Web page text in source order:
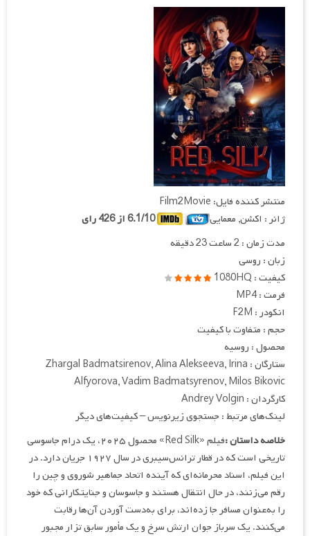
منتشر کننده فایل: Film2Movie
ژانر : اکشن, معمایی
6.1/10 از 426 رای
مدت زمان : 2 ساعت 23 دقیقه
زبان : روسی
کیفیت : 1080HQ
فرمت : MP4
انکودر : F2M
حجم : متفاوت با کیفیت
محصول : روسیه
ستارگان : Zhargal Badmatsirenov, Alina Alekseeva, Irina
Alfyorova, Vadim Badmatsyrenov, Milos Bikovic
کارگردان : Andrey Volgin
لینک‌های مرتبط : جستجوی زیرنویس – کیفیت‌های دیگر
خلاصه داستان :
فیلم «Red Silk» محصول ۲۰۲۵، یک درام جاسوسی
تاریخی است که در قطار ترانس‌سیبری در سال ۱۹۲۷ جریان دارد. در
این فیلم، اسناد محرمانه‌ای که آینده اتحاد جماهیر شوروی و چین را
رقم می‌زنند، در حال انتقال هستند و جاسوسان و جنایتکارانی که خود
را به‌عنوان مسافر جا زده‌اند، برای به‌دست آوردن آن‌ها رقابت
می‌کنند. یک سرباز جوان ارتش سرخ و یک مأمور سابق تزار مجبور